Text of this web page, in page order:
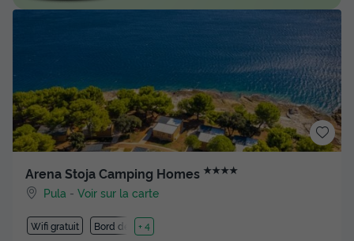
Arena Stoja Camping Homes ★★★★
Pula -Voir sur la carte
Wifi gratuit Bord de mer
+ 4